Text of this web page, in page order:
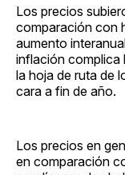
Los precios
comparación con
aumento
inflación complica
la hoja de ruta de
cara a fin de año.
Los precios en
en comparación